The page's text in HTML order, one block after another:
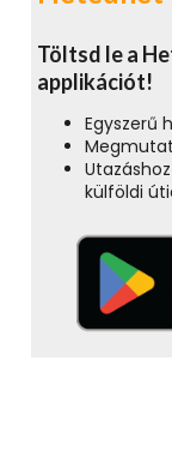
Töltsd le a
applikációt!
Egyszerű
külföldi